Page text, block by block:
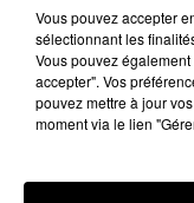
21 février 2024 - 1
L'AGENDA DU
07H50
L'AGENDA
Vous pouvez accepter
sélectionnant les
Vous pouvez
accepter". Vos
pouvez mettre à jour
moment via le lien